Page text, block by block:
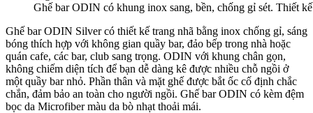
Ghế bar ODIN có khung inox sang, bền, chống gỉ sét. Thiết
Ghế bar ODIN Silver có thiết kế trang nhã bằng inox chống gỉ, sáng
bóng thích hợp với không gian quầy bar, đảo bếp trong nhà hoặc
quán cafe, các bar, club sang trọng. ODIN với khung chân gọn,
không chiếm diện tích để bạn dễ dàng kê được nhiều chỗ ngồi ở
một quầy bar nhỏ. Phần thân và mặt ghế được bắt ốc cố định chắc
chắn, đảm bảo an toàn cho người ngồi. Ghế bar ODIN có kèm đệm
bọc da Microfiber màu da bò nhạt thoải mái.